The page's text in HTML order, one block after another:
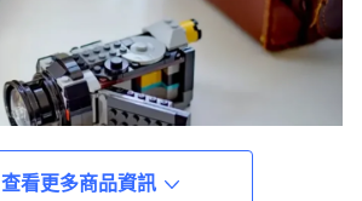
查看更多商品資訊